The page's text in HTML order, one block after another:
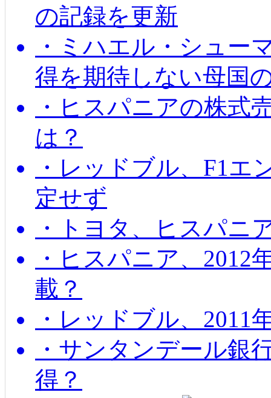
の記録を更新
・ミハエル・シュー
得を期待しない母国
・ヒスパニアの株式
は？
・レッドブル、F1エ
定せず
・トヨタ、ヒスパニ
・ヒスパニア、2012
載？
・レッドブル、2011
・サンタンデール銀
得？